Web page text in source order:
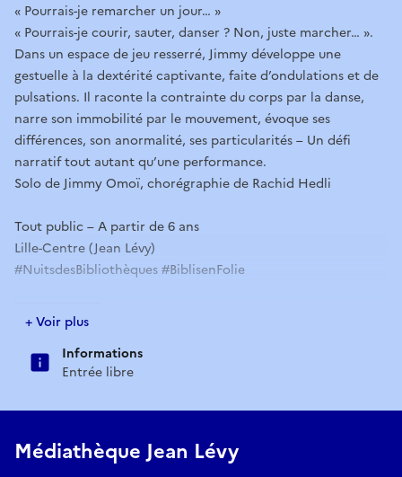
« Pourrais-je remarcher un jour… »
« Pourrais-je courir, sauter, danser ? Non, juste marcher… ».
Dans un espace de jeu resserré, Jimmy développe une
gestuelle à la dextérité captivante, faite d’ondulations et de
pulsations. Il raconte la contrainte du corps par la danse,
narre son immobilité par le mouvement, évoque ses
différences, son anormalité, ses particularités – Un défi
narratif tout autant qu’une performance.
Solo de Jimmy Omoï, chorégraphie de Rachid Hedli
Tout public – A partir de 6 ans
Lille-Centre (Jean Lévy)
#NuitsdesBibliothèques #BiblisenFolie
Réserver
+ Voir plus
Informations
Entrée libre
Médiathèque Jean Lévy